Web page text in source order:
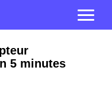
5 minutes